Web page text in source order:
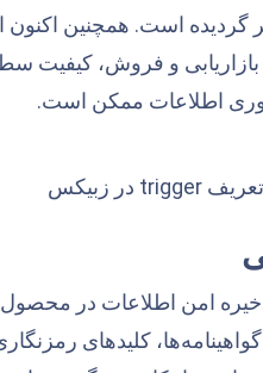
گردیده است. همچنین اکنون
و فروش، کیفیت
اطلاعات ممکن است.